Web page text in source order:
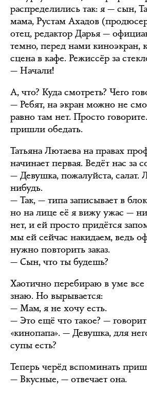
распределились так: я — сын,
мама, Рустам Ахадов
отец, редактор Дарья —
темно, перед нами киноэкран,
сцена в кафе. Режиссёр за
— Начали!
А, что? Куда смотреть? Чего
— Ребят, на экран можно не
равно там нет. Просто
пришли обедать.
Татьяна Лютаева на правах
начинает первая. Ведёт нас за
— Девушка, пожалуйста, салат.
нибудь.
— Так, — типа записывает в
но на лице её я вижу ужас —
нет, и ей просто придётся
мы ей сейчас накидаем, ведь
нужно повторить заказ.
— Сын, что ты будешь?
Хаотично перебираю в уме
знаю. Но вырывается:
— Мам, я не хочу есть.
— Это ещё что такое? —
«кинопапа». — Девушка, для
супы есть?
Теперь черёд вспоминать
— Вкусные, — отвечает она.